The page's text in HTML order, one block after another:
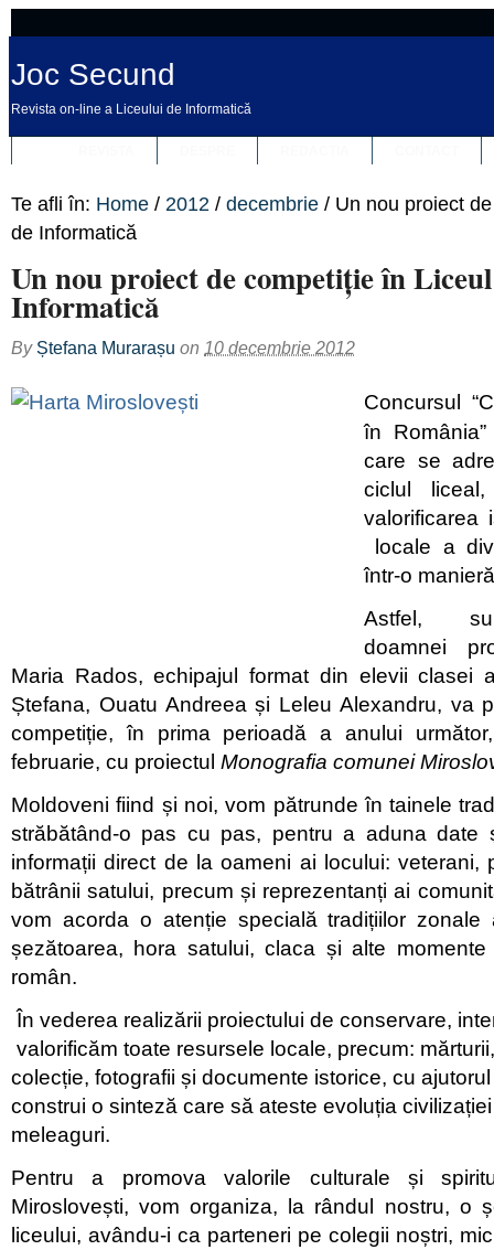
Joc Secund
Revista on-line a Liceului de Informatică
Te afli în: Home / 2012 / decembrie / Un nou proiect
de Informatică
Un nou proiect de competiție în
Informatică
By Ștefana Murarașu on 10 decembrie 2012
Concursul
în
care se
ciclul
valorificarea
locale a
într-o
Astfel,
doamnei
Maria Rados, echipajul format din elevii clasei
Ștefana, Ouatu Andreea și Leleu Alexandru, va
competiție, în prima perioadă a anului
februarie, cu proiectul Monografia comunei
Moldoveni fiind și noi, vom pătrunde în tainele
străbătând-o pas cu pas, pentru a aduna date
informații direct de la oameni ai locului: veterani,
bătrânii satului, precum și reprezentanți ai
vom acorda o atenție specială tradițiilor zonale
șezătoarea, hora satului, claca și alte
român.
În vederea realizării proiectului de conservare,
valorificăm toate resursele locale, precum:
colecție, fotografii și documente istorice, cu
construi o sinteză care să ateste evoluția
meleaguri.
Pentru a promova valorile culturale și
Miroslovești, vom organiza, la rândul nostru, o
liceului, avându-i ca parteneri pe colegii noștri,